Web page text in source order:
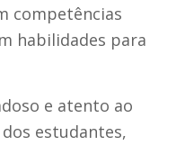
competências
habilidades para
e atento ao
estudantes,